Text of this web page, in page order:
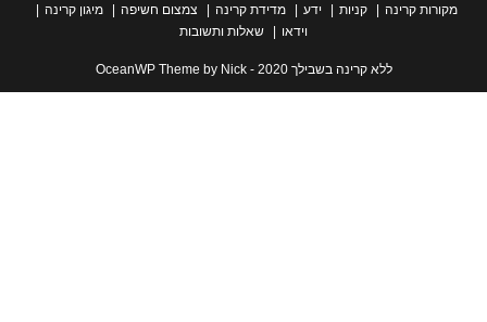
קרינה
קניות ידע מדידת קרינה צמצום חשיפה
מיגון קרינה
שאלות ותשובות
ללא קרינה בשבילך 2020 - OceanWP Theme by Nick